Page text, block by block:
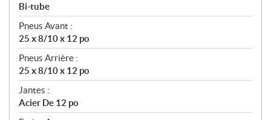
Bi-tube
Pneus Avant :
25 x 8/10 x 12 po
Pneus Arrière :
25 x 8/10 x 12 po
Jantes :
Acier De 12 po